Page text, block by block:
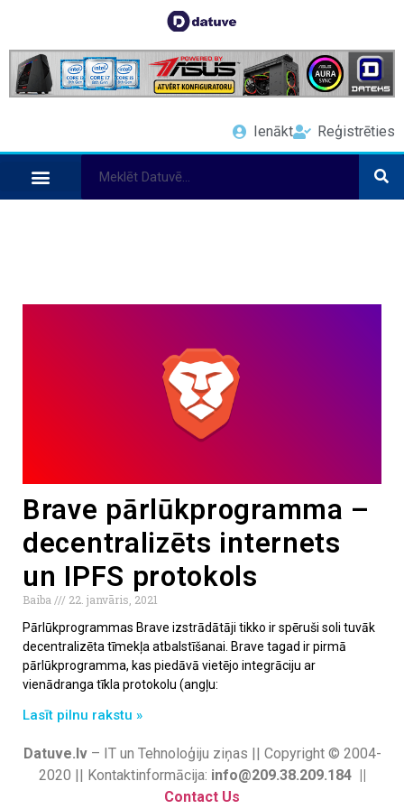
Ienākt Reģistrēties
Brave pārlūkprogramma –
decentralizēts internets
un IPFS protokols
Baiba
22. janvāris, 2021
Pārlūkprogrammas Brave izstrādātāji tikko ir spēruši soli tuvāk
decentralizēta tīmekļa atbalstīšanai. Brave tagad ir pirmā
pārlūkprogramma, kas piedāvā vietējo integrāciju ar
vienādranga tīkla protokolu (angļu:
Lasīt pilnu rakstu »
Datuve.lv– IT un Tehnoloģiju ziņas || Copyright © 2004-
2020 || Kontaktinformācija: info@209.38.209.184 ||
Contact Us